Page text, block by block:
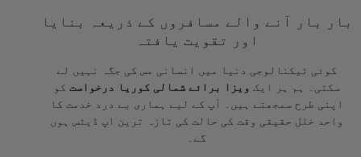
بار بار آنے والے مسافروں کے ذریعہ بنایا
اور تقویت یافتہ
کوئی ٹیکنالوجی دنیا میں انسانی مس کی جگہ نہیں لے
سکتی۔ ہم ہر ایک ویزا برائے شمالی کوریا درخواست کو
اپنی طرح سمجھتے ہیں۔ آپ کے لیے ہماری بے درد خدمت کا
واحد خلل حقیقی وقت کی حالت کی تازہ ترین اپ ڈیٹس ہوں
گے۔